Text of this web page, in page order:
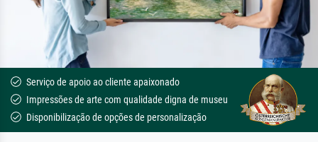
Serviço de apoio ao cliente apaixonado
Impressões de arte com qualidade digna de museu
Disponibilização de opções de personalização